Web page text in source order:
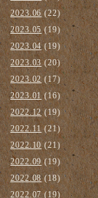
2023.06(22)
2023.05 (19)
2023.04(19)
2023.03(20)
2023.02(17)
2023.01 (16)
2022.12(19)
2022.11 (21)
2022.10 (21)
2022.09(19)
2022.08(18)
2022.07 (19)